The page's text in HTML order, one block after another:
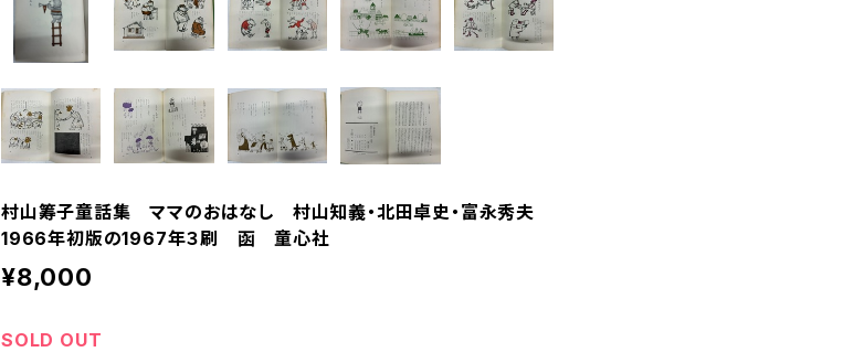
村山筹子童話集 ママのおはなし 村山知義・北田卓史・富永秀夫
1966年初版の1967年３刷 函 童心社
¥8,000
SOLD OUT